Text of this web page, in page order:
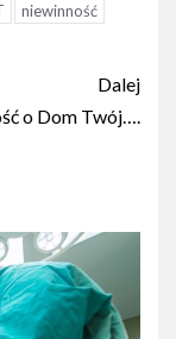
niewinność
Dalej
o Dom Twój….